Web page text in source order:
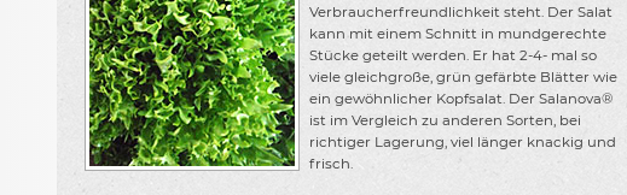
Verbraucherfreundlichkeit steht. Der Salat
kann mit einem Schnitt in mundgerechte
Stücke geteilt werden. Er hat 2-4- mal so
viele gleichgroße, grün gefärbte Blätter wie
ein gewöhnlicher Kopfsalat. Der Salanova®
ist im Vergleich zu anderen Sorten, bei
richtiger Lagerung, viel länger knackig und
frisch.